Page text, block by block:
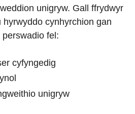
unigryw. Gall ffrydwyr
cynhyrchion gan
fel:
cyfyngedig
unigryw